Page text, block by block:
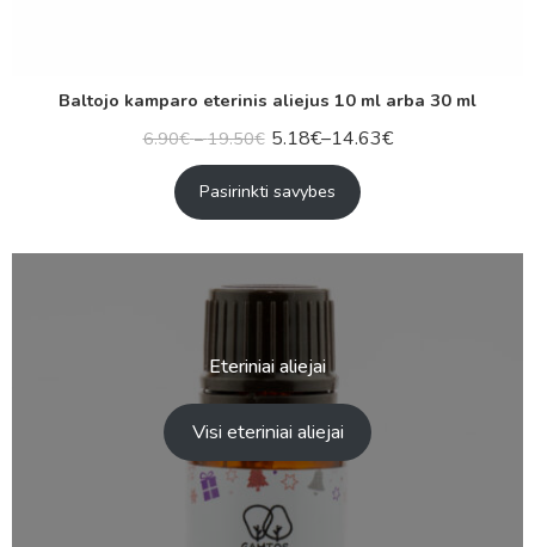
Baltojo kamparo eterinis aliejus 10 ml arba 30 ml
6.90€ – 19.50€ 5.18€–14.63€
Pasirinkti savybes
Eteriniai aliejai
Visi eteriniai aliejai